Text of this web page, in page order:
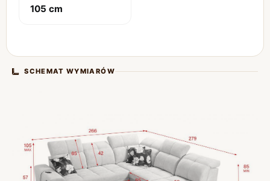
105 cm
SCHEMAT WYMIARÓW